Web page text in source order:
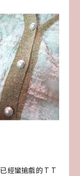
經蠻搶戲的 T T